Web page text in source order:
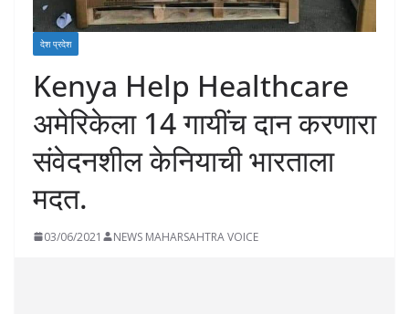
देश प्रदेश
Kenya Help Healthcare
अमेरिकेला 14 गायींच दान करणारा
संवेदनशील केनियाची भारताला
मदत.
03/06/2021 NEWS MAHARSAHTRA VOICE